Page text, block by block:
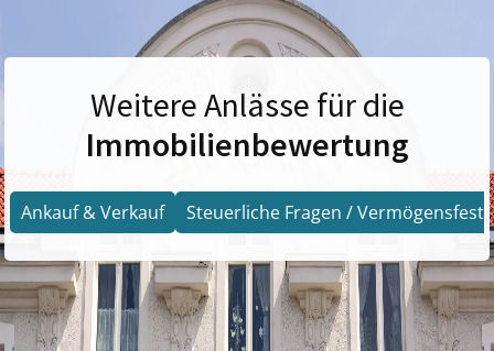
Weitere Anlässe für die
Immobilienbewertung
Ankauf & Verkauf Steuerliche Fragen /